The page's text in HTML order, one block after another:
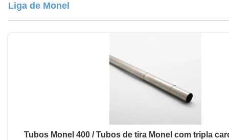
Liga de Monel
Tubos Monel 400 / Tubos de tira Monel com tripla